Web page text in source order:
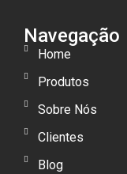
Navegação
Home
Produtos
Sobre Nós
Clientes
Blog